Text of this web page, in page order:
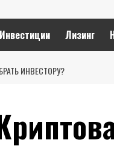
Инвестиции Лизинг
ИНВЕСТОРУ?